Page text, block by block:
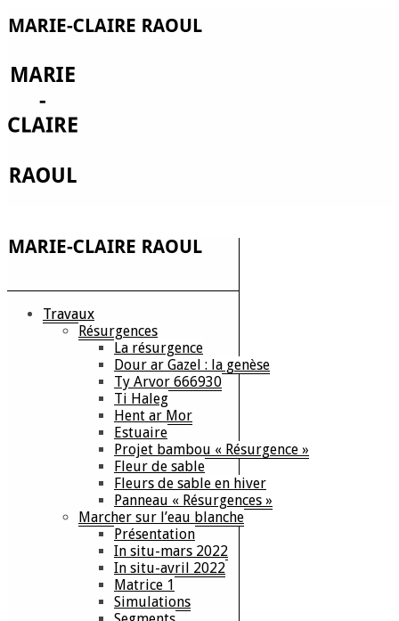
Travaux
Résurgences
La résurgence
Dour ar Gazel : la genèse
Ty Arvor 666930
Ti Haleg
Hent ar Mor
Estuaire
Projet bambou « Résurgence »
Fleur de sable
Fleurs de sable en hiver
Panneau « Résurgences »
Marcher sur l’eau blanche
Présentation
In situ-mars 2022
In situ-avril 2022
Matrice 1
Simulations